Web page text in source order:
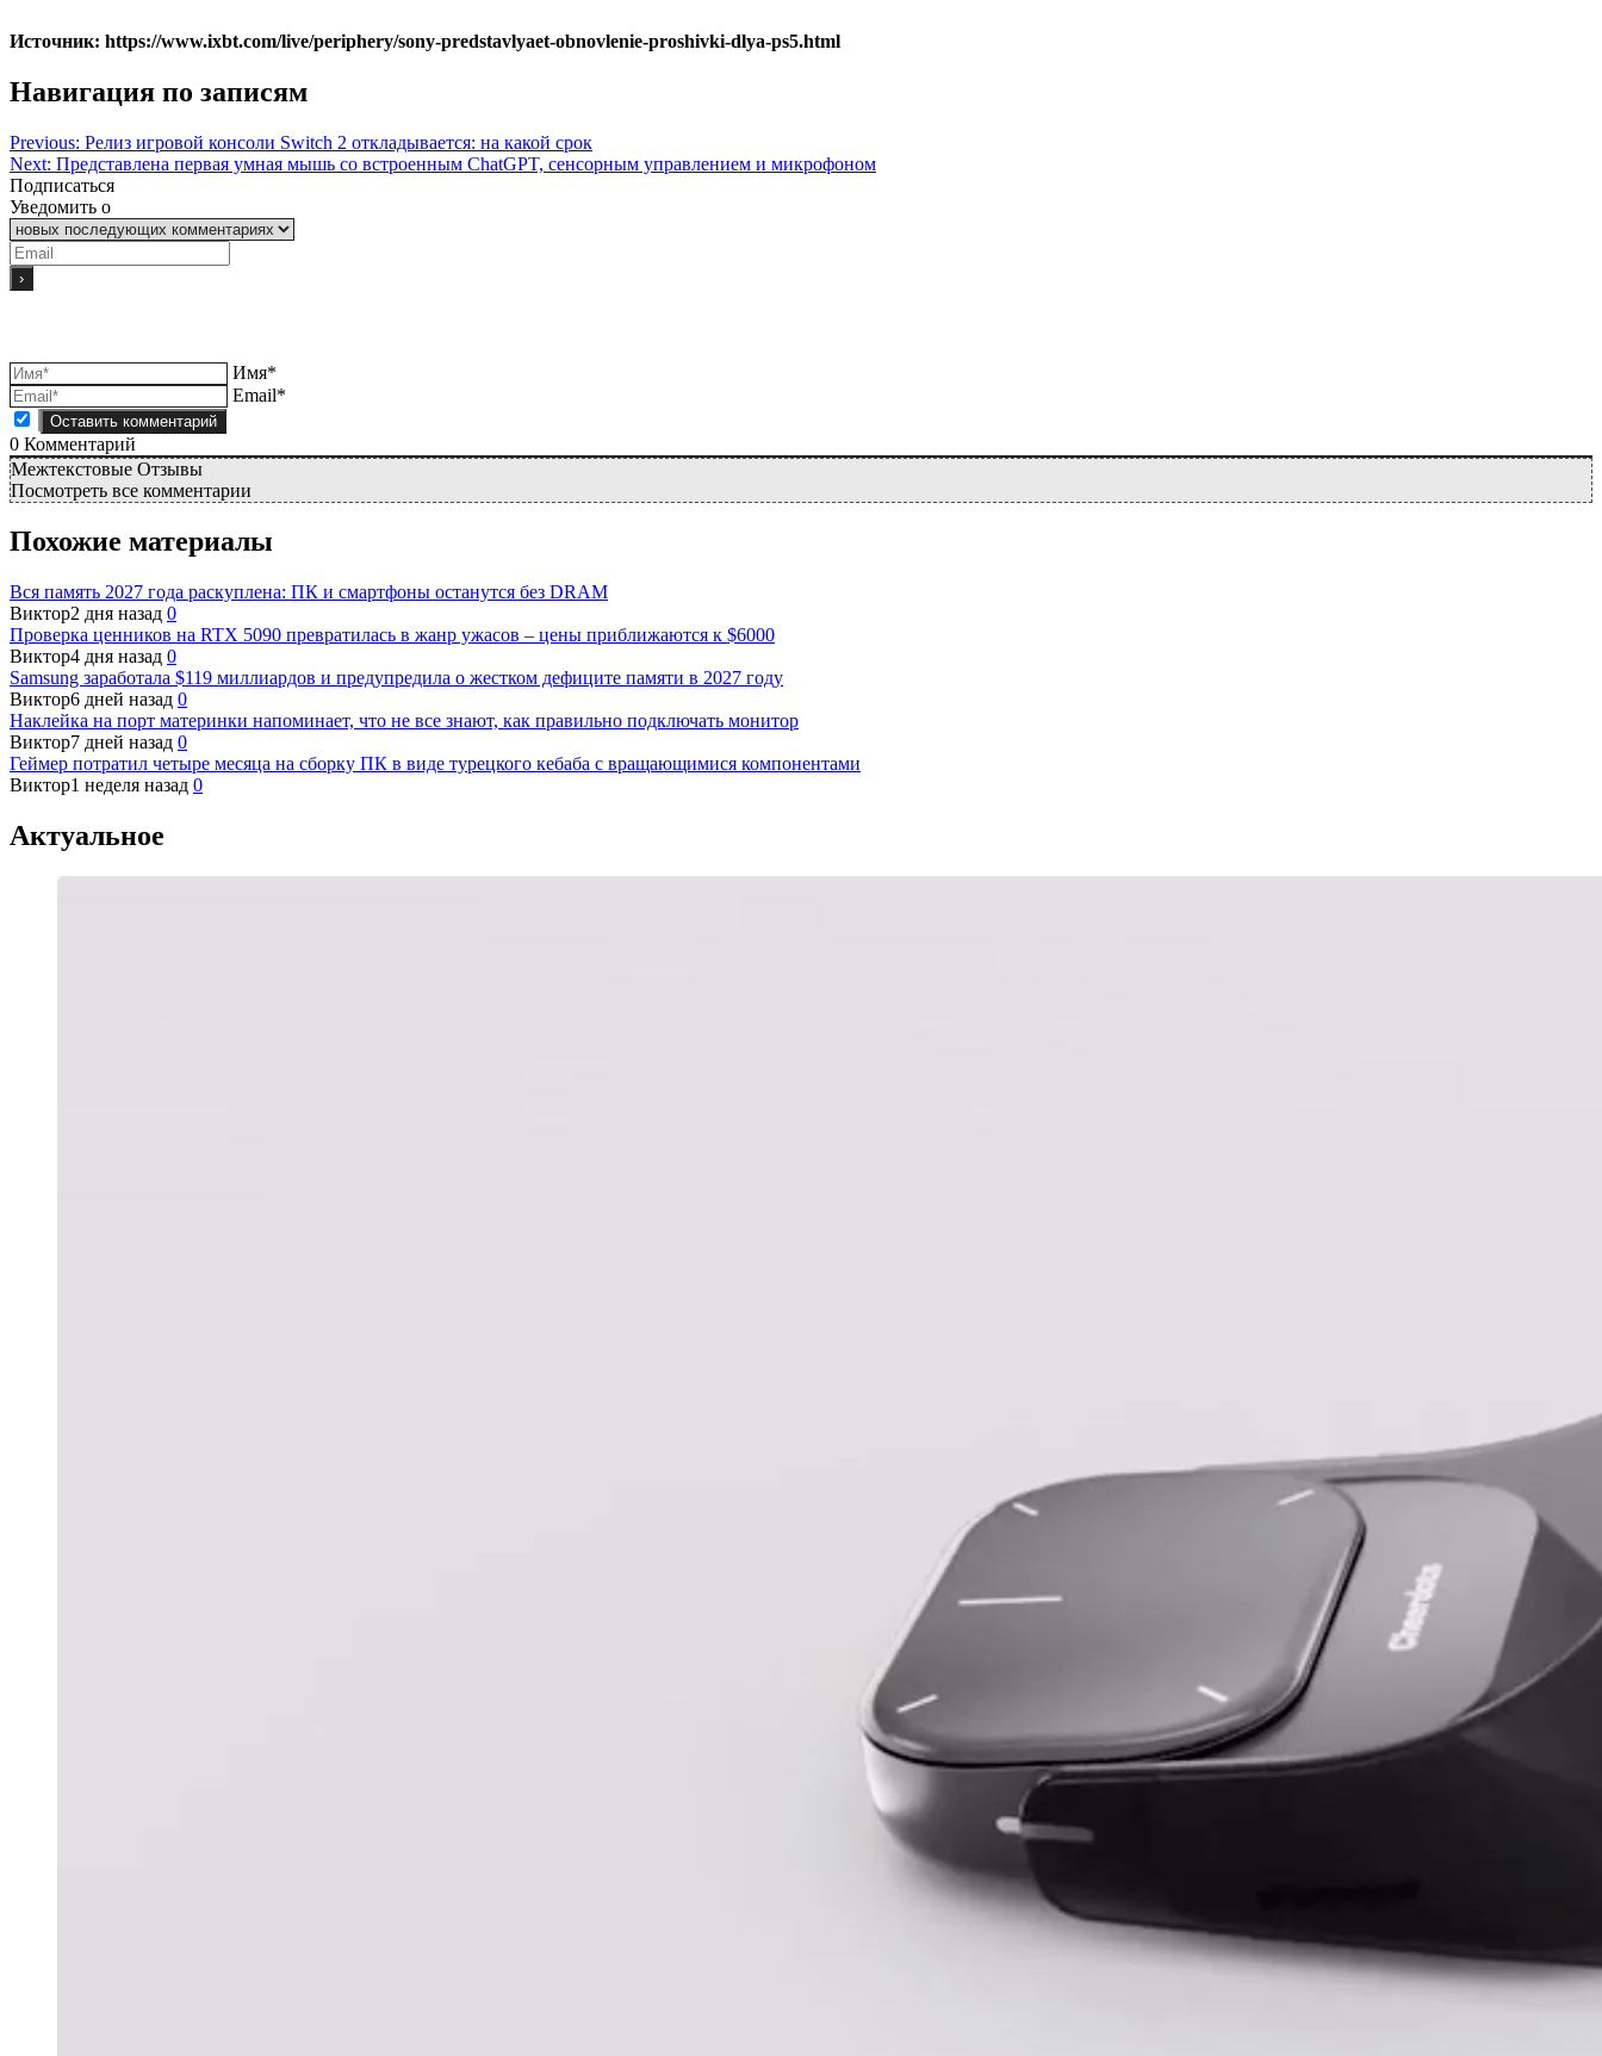
Источник: https://www.ixbt.com/live/periphery/sony-predstavlyaet-obnovlenie-proshivki-dlya-ps5.html
Навигация по записям
Previous: Релиз игровой консоли Switch 2 откладывается: на какой срок
Next: Представлена первая умная мышь со встроенным ChatGPT, сенсорным управлением и микрофоном
Подписаться
Уведомить о
Имя*
Email*
0 Комментарий
Межтекстовые Отзывы
Посмотреть все комментарии
Похожие материалы
Вся память 2027 года раскуплена: ПК и смартфоны останутся без DRAM
Виктор2 дня назад 0
Проверка ценников на RTX 5090 превратилась в жанр ужасов – цены приближаются к $6000
Виктор4 дня назад 0
Samsung заработала $119 миллиардов и предупредила о жестком дефиците памяти в 2027 году
Виктор6 дней назад 0
Наклейка на порт материнки напоминает, что не все знают, как правильно подключать монитор
Виктор7 дней назад 0
Геймер потратил четыре месяца на сборку ПК в виде турецкого кебаба с вращающимися компонентами
Виктор1 неделя назад 0
Актуальное